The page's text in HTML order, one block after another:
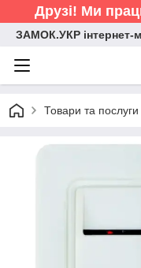
Друзі! Ми
ЗАМОК.УКР інтернет-
Товари та послуги